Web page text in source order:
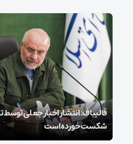
قالیباف: انتشار اخبار جعلی
شکست خورده است